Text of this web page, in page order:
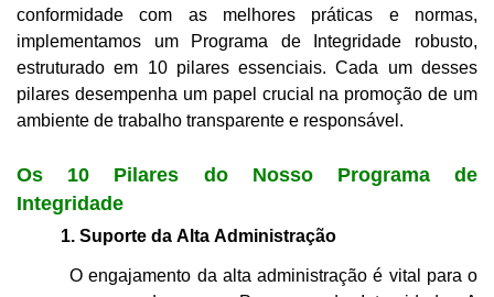
ANS
conformidade com as melhores práticas e normas,
implementamos um Programa de Integridade robusto,
estruturado em 10 pilares essenciais. Cada um desses
pilares desempenha um papel crucial na promoção de um
ambiente de trabalho transparente e responsável.
Os 10 Pilares do Nosso Programa de
Integridade
1. Suporte da Alta Administração
O engajamento da alta administração é vital para o